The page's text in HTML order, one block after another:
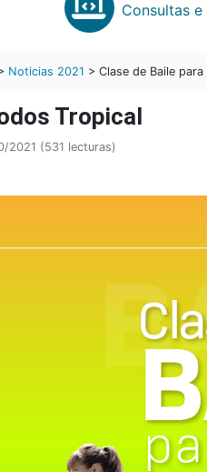
Consultas
Noticias 2021 > Clase de Baile
Tropical
2021 (531 lecturas)